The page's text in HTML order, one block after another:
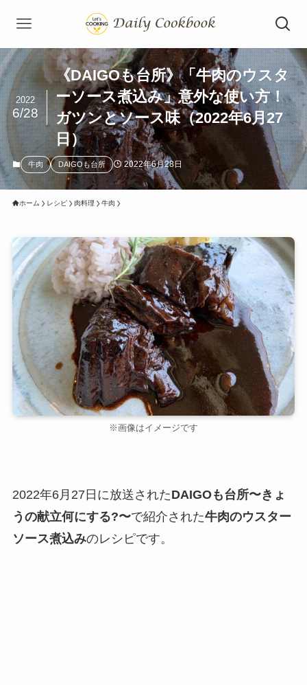
《DAIGOも台所》「牛肉のウスタ
ーソース煮込み」意外な使い方！
ガツンとソース味（2022年6月27
日）
2022
6/28
牛肉 DAIGOも台所 2022年6月28日
ホーム レシピ 肉料理 牛肉
※画像はイメージです
2022年6月27日に放送されたDAIGOも台所〜きょ
うの献立何にする?〜で紹介された牛肉のウスター
ソース煮込みのレシピです。